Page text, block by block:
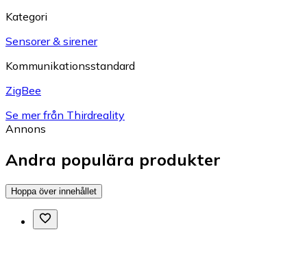
Kategori
Sensorer & sirener
Kommunikationsstandard
ZigBee
Se mer från Thirdreality
Annons
Andra populära produkter
Hoppa över innehållet